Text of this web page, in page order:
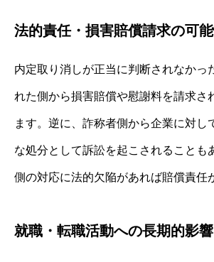
法的責任・損害賠償請求の可
内定取り消しが正当に判断されなかっ
れた側から損害賠償や慰謝料を請求さ
ます。逆に、詐称者側から企業に対し
な処分として訴訟を起こされることも
側の対応に法的欠陥があれば賠償責任
就職・転職活動への長期的影響